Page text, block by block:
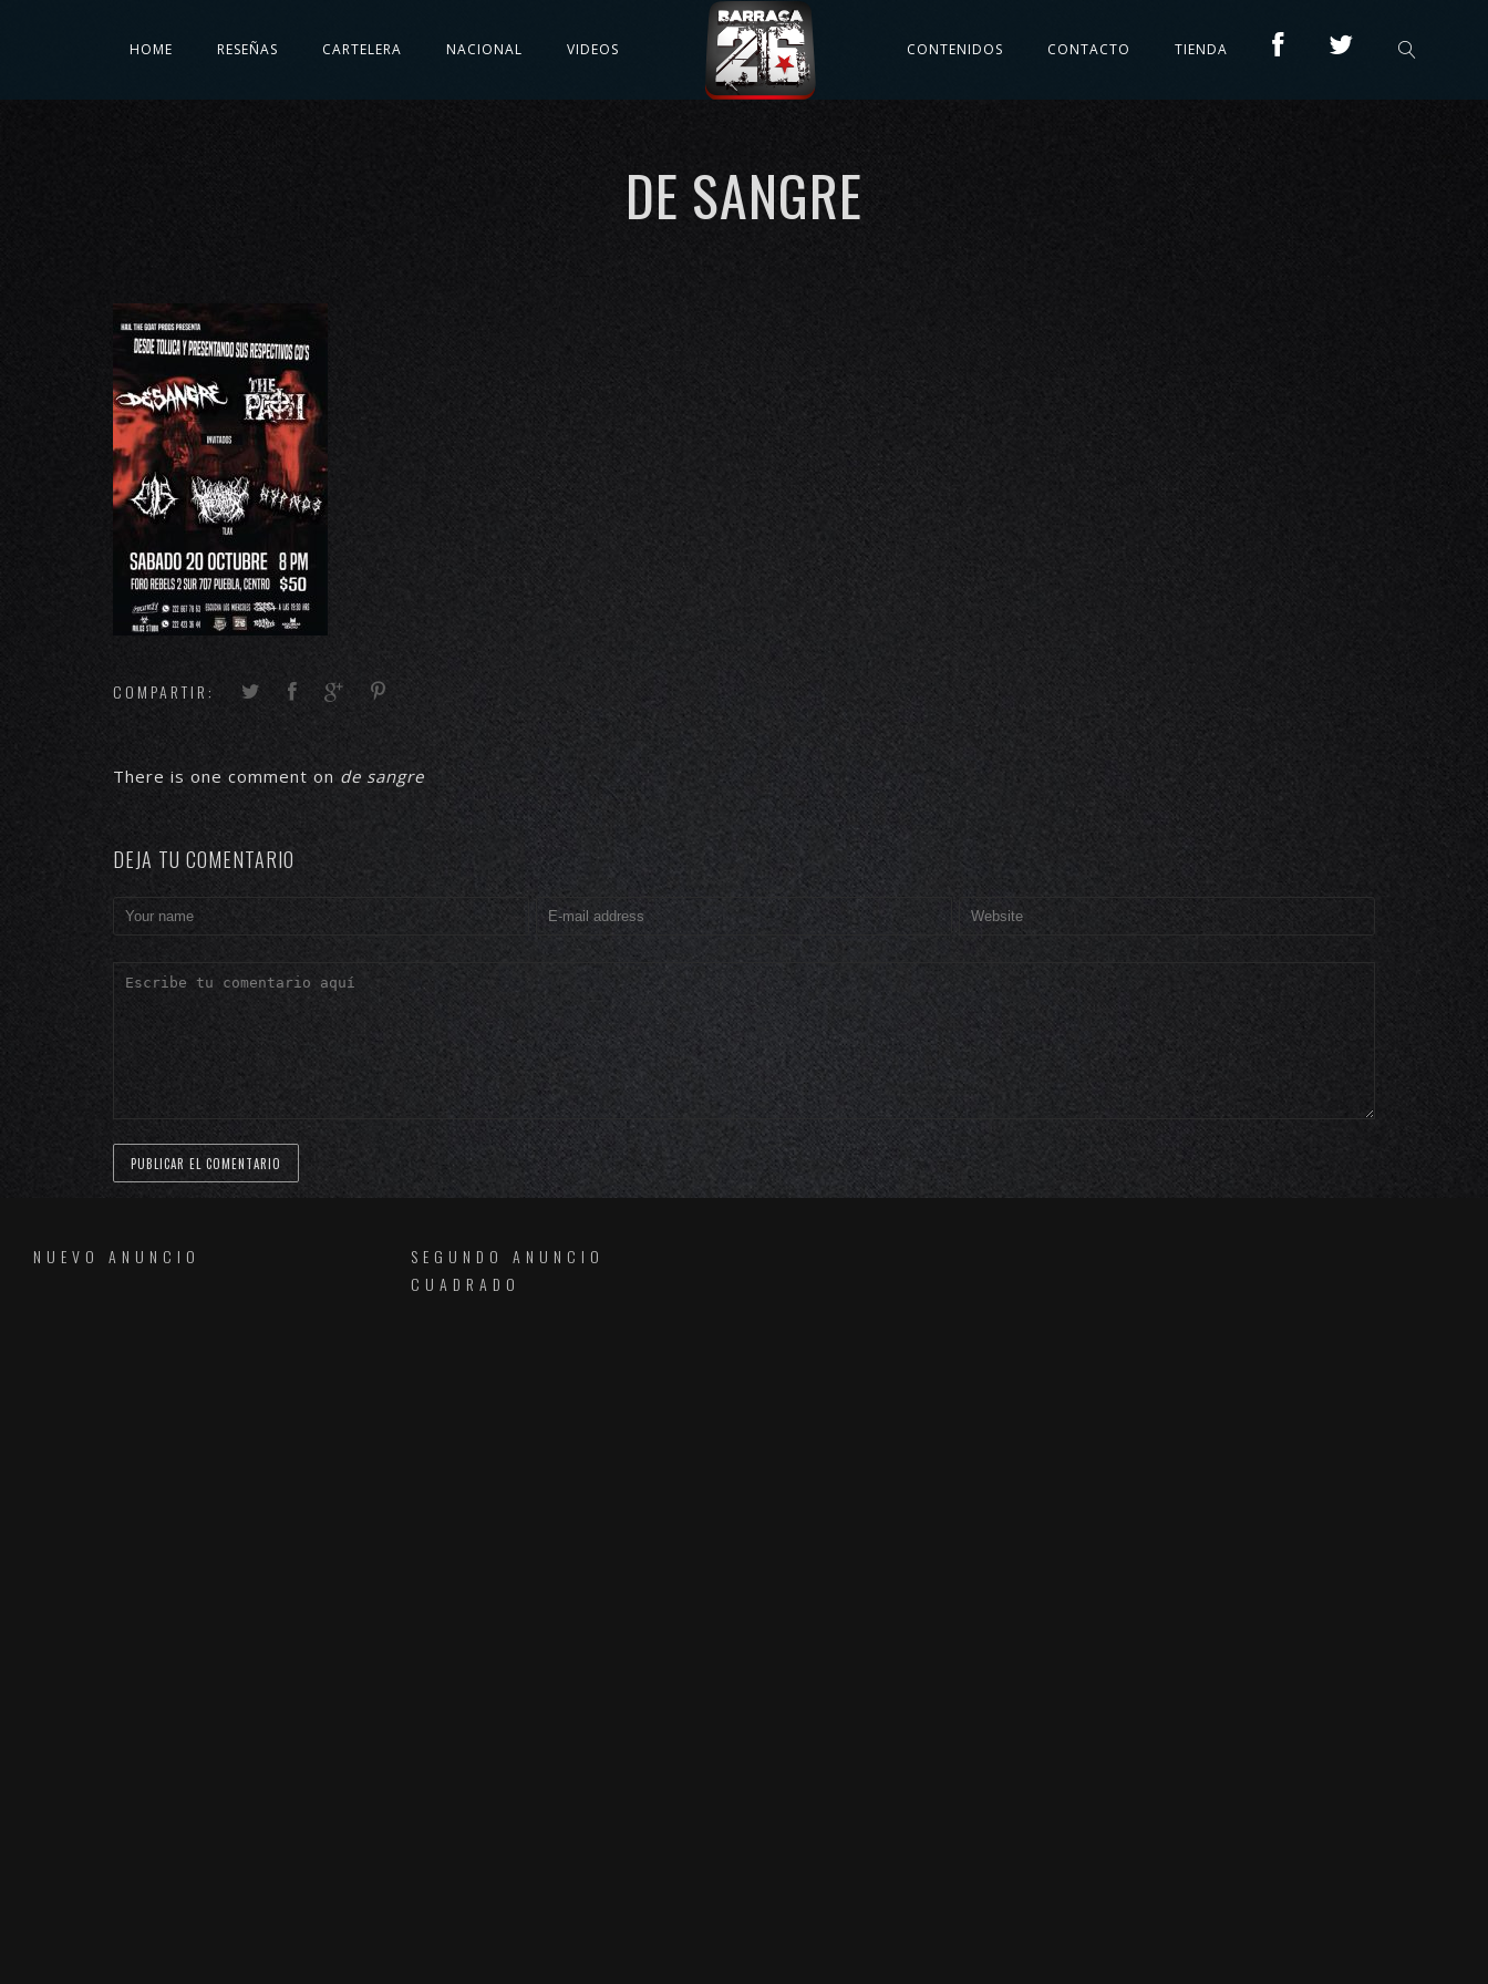
HOME RESEÑAS CARTELERA NACIONAL VIDEOS CONTENIDOS CONTACTO TIENDA
DE SANGRE
COMPARTIR:
There is one comment on de sangre
DEJA TU COMENTARIO
NUEVO ANUNCIO
SEGUNDO ANUNCIO
CUADRADO